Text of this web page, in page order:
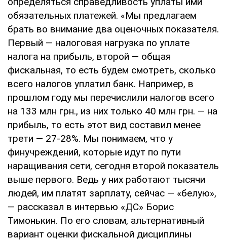
обязательных платежей. «Мы предла­гаем
брать во внимание два оценочных по­казателя.
Первый — налоговая нагрузка по уплате
налога на прибыль, второй — общая
фискальная, то есть будем смотреть, сколь­ко
всего налогов уплатил банк. Например, в
прошлом году мы перечислили налогов всего
на 133 млн грн., из них только 40 млн грн. — на
прибыль, то есть этот вид составил менее
трети — 27-28%. Мы пони­маем, что у
финучреждений, которые идут по пути
наращивания сети, сегодня второй показатель
выше первого. Ведь у них рабо­тают тысячи
людей, им платят зарплату, сейчас — «белую»,
— рассказал в интервью «ДС» Борис
Тимонькин. По его словам, альтернативный
вариант оценки фискаль­ной дисциплины